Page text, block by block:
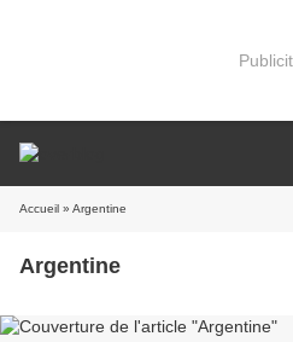
Accueil » Argentine
Argentine